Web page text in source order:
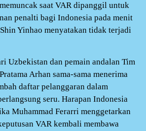
saat VAR dipanggil untuk
penalti bagi Indonesia pada menit
Yinhao menyatakan tidak terjadi
Uzbekistan dan pemain andalan Tim
Arhan sama-sama menerima
daftar pelanggaran dalam
seru. Harapan Indonesia
Muhammad Ferarri menggetarkan
VAR kembali membawa